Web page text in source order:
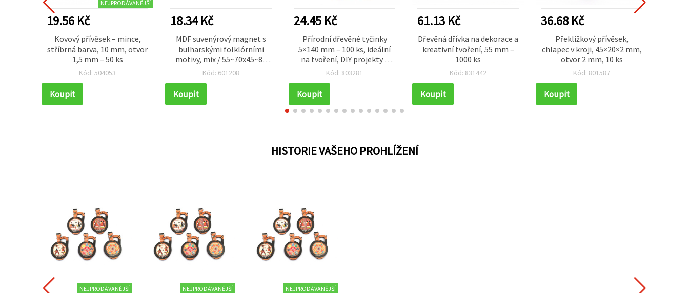
NEJPRODÁVANĚJŠÍ
19.56 Kč
Kovový přívěsek – mince,
stříbrná barva, 10 mm, otvor
1,5 mm – 50 ks
Kód: 504053
Koupit
18.34 Kč
MDF suvenýrový magnet s
bulharskými folklórními
motivy, mix / 55~70x45~80
mm
Kód: 601208
Koupit
24.45 Kč
Přírodní dřevěné tyčinky
5×140 mm – 100 ks, ideální
na tvoření, DIY projekty a
kreativní dekorace
Kód: 803281
Koupit
61.13 Kč
Dřevěná dřívka na dekorace a
kreativní tvoření, 55 mm –
1000 ks
Kód: 831442
Koupit
36.68 Kč
Překližkový přívěsek,
chlapec v kroji, 45×20×2 mm,
otvor 2 mm, 10 ks
Kód: 801587
Koupit
HISTORIE VAŠEHO PROHLÍŽENÍ
NEJPRODÁVANĚJŠÍ NEJPRODÁVANĚJŠÍ NEJPRODÁVANĚJŠÍ